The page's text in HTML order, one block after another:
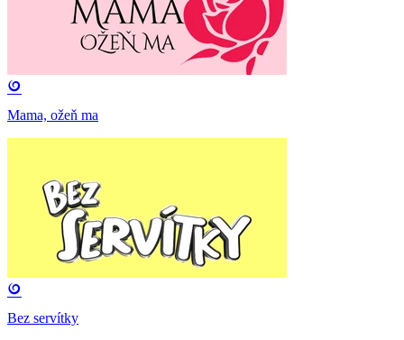
Mama, ožeň ma
Bez servítky